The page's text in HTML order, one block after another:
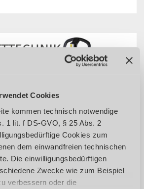
Cookies
kommen technisch notwendige
1 lit. f DS-GVO, § 25 Abs. 2
Cookies zum
dem einwandfreien technischen
Die einwilligungsbedürftigen
Zwecke wie zum Beispiel
verbessern oder die
Werkstatttechnik von
UNICRAFT.